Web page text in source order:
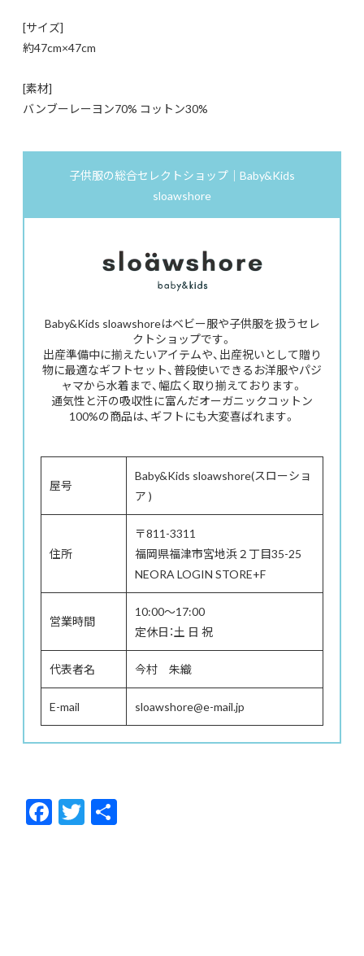
[サイズ]
約47cm×47cm
[素材]
バンブーレーヨン70% コットン30%
子供服の総合セレクトショップ｜Baby&Kids
sloawshore
Baby&Kids sloawshoreはベビー服や子供服を扱うセレ
クトショップです。
出産準備中に揃えたいアイテムや、出産祝いとして贈り
物に最適なギフトセット、普段使いできるお洋服やパジ
ャマから水着まで、幅広く取り揃えております。
通気性と汗の吸収性に富んだオーガニックコットン
100%の商品は、ギフトにも大変喜ばれます。
屋号
Baby&Kids sloawshore(スローショ
ア )
住所
〒811-3311
福岡県福津市宮地浜２丁目35-25
NEORA LOGIN STORE+F
営業時間
10:00～17:00
定休日：土 日 祝
代表者名 今村 朱織
E-mail sloawshore@e-mail.jp
F
ac
T
w